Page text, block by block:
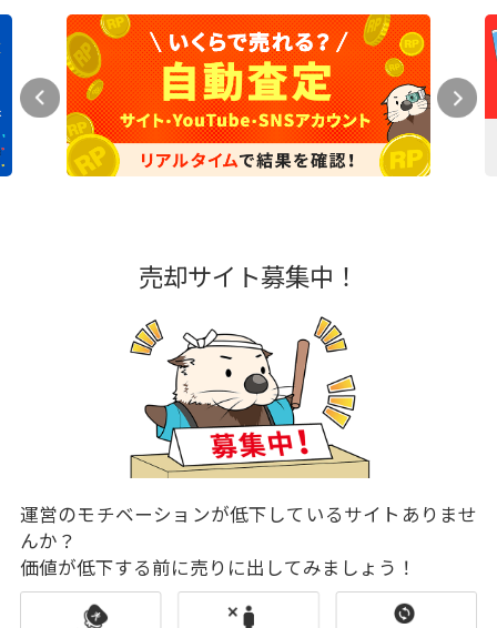
売却サイト募集中！
運営のモチベーションが低下しているサイトありませ
んか？
価値が低下する前に売りに出してみましょう！